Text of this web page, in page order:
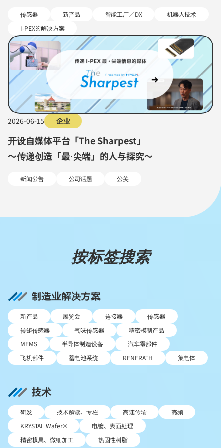
传感器 新产品 智能工厂／DX
机器人技术
I-PEX的解决方案
2026-06-15 企业
开设自媒体平台「The Sharpest」
～传递创造「最·尖端」的人与探究～
新闻公告 公司话题 公关
按标签搜索
制造业解决方案
新产品 展览会 连接器
传感器
转矩传感器
气味传感器
精密模制产品
MEMS
半导体制造设备
汽车零部件
飞机部件
蓄电池系统 RENERATH 集电体
技术
研发 技术解读、专栏 高速传输
高频
KRYSTAL Wafer®
电镀、表面处理
精密模具、微细加工
热固性树脂